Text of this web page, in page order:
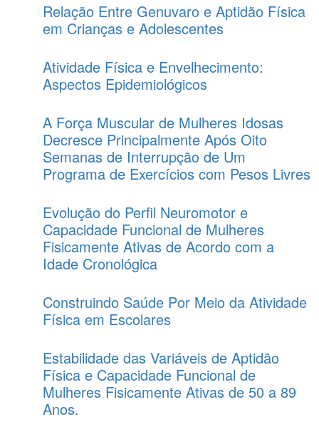
Relação Entre Genuvaro e Aptidão Física
em Crianças e Adolescentes
Atividade Física e Envelhecimento:
Aspectos Epidemiológicos
A Força Muscular de Mulheres Idosas
Decresce Principalmente Após Oito
Semanas de Interrupção de Um
Programa de Exercícios com Pesos Livres
Evolução do Perfil Neuromotor e
Capacidade Funcional de Mulheres
Fisicamente Ativas de Acordo com a
Idade Cronológica
Construindo Saúde Por Meio da Atividade
Física em Escolares
Estabilidade das Variáveis de Aptidão
Física e Capacidade Funcional de
Mulheres Fisicamente Ativas de 50 a 89
Anos.